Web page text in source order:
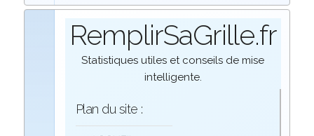
RemplirSaGrille.fr
Statistiques utiles et conseils de mise
intelligente.
Plan du site :